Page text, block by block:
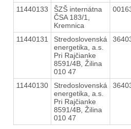
11440133
ŠZŠ internátna
ČSA 183/1,
Kremnica
11440131
Stredoslovenská
energetika, a.s.
Pri Rajčianke
8591/4B, Žilina
010 47
11440130
Stredoslovenská
energetika, a.s.
Pri Rajčianke
8591/4B, Žilina
010 47